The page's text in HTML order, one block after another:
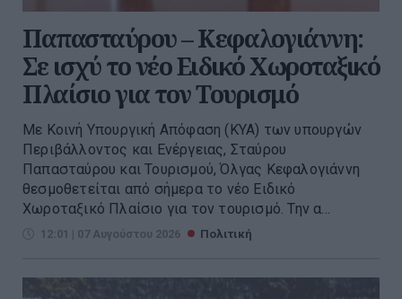
Παπασταύρου – Κεφαλογιάννη:
Σε ισχύ το νέο Ειδικό Χωροταξικό
Πλαίσιο για τον Τουρισμό
Με Κοινή Υπουργική Απόφαση (ΚΥΑ) των υπουργών
Περιβάλλοντος και Ενέργειας, Σταύρου
Παπασταύρου και Τουρισμού, Όλγας Κεφαλογιάννη
θεσμοθετείται από σήμερα το νέο Ειδικό
Χωροταξικό Πλαίσιο για τον τουρισμό. Την α...
12:01 | 07 Αυγούστου 2026 Πολιτική